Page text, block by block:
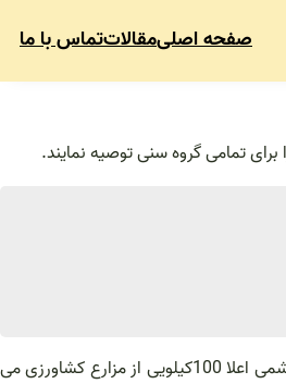
صفحه اصلیمقالاتتماس با ما
تمامی گروه سنی توصیه نمایند.
برنج انواع مختلفی دارد که شامل برنج های هندی پاکستانی اروگوئه و ایرانی می باشد در این بین برنج هاشمی طرفداران بسیار زیادی دارد این سایت مرکز پخش مستقیم برنج هاشمی اعلا 100کیلویی از مزارع کشاورزی می